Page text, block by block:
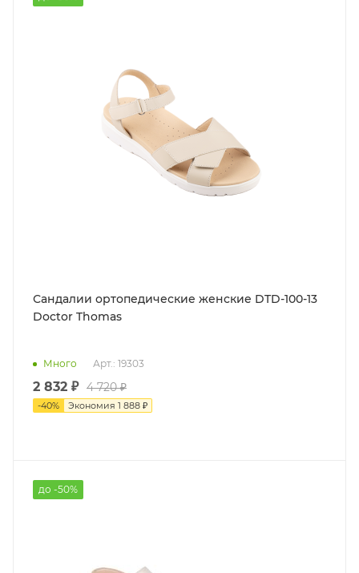
Сандалии ортопедические женские DTD-100-13
Doctor Thomas
Много Арт.: 19303
2 832 ₽ 4 720 ₽
-40% Экономия 1 888 ₽
до -50%